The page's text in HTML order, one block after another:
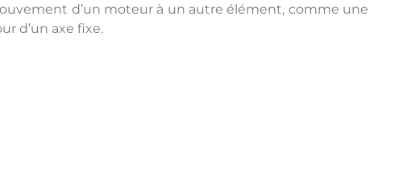
d’un moteur à un autre élément, comme une
d’un axe fixe.